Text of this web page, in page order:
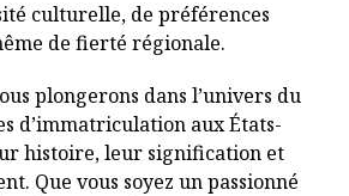
culturelle, de préférences
de fierté régionale.
plongerons dans l’univers du
d’immatriculation aux États-
histoire, leur signification et
Que vous soyez un passionné